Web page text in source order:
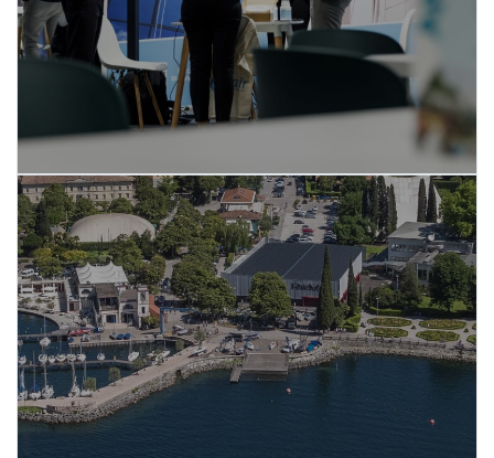
Un'azienda vocata agli eventi,
in un luogo unico al mondo